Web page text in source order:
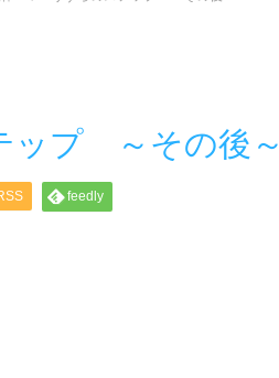
ップ ～その後～
feedly